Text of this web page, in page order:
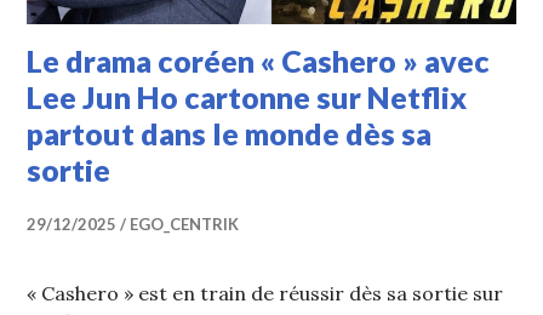
Le drama coréen « Cashero » avec
Lee Jun Ho cartonne sur Netflix
partout dans le monde dès sa
sortie
29/12/2025 EGO_CENTRIK
« Cashero » est en train de réussir dès sa sortie sur